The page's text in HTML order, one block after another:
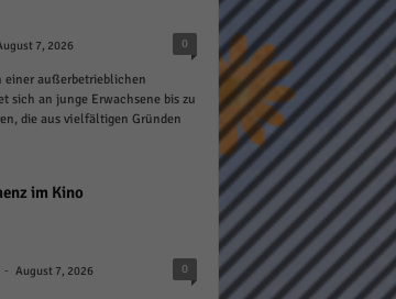
7, 2026 0
einer außerbetrieblichen
sich an junge Erwachsene bis zu
die aus vielfältigen Gründen
im Kino
- August 7, 2026 0